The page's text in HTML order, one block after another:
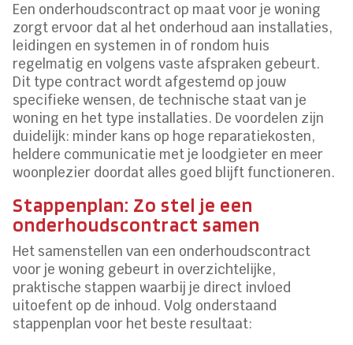
Een onderhoudscontract op maat voor je woning
zorgt ervoor dat al het onderhoud aan installaties,
leidingen en systemen in of rondom huis
regelmatig en volgens vaste afspraken gebeurt.
Dit type contract wordt afgestemd op jouw
specifieke wensen, de technische staat van je
woning en het type installaties. De voordelen zijn
duidelijk: minder kans op hoge reparatiekosten,
heldere communicatie met je loodgieter en meer
woonplezier doordat alles goed blijft functioneren.
Stappenplan: Zo stel je een
onderhoudscontract samen
Het samenstellen van een onderhoudscontract
voor je woning gebeurt in overzichtelijke,
praktische stappen waarbij je direct invloed
uitoefent op de inhoud. Volg onderstaand
stappenplan voor het beste resultaat: